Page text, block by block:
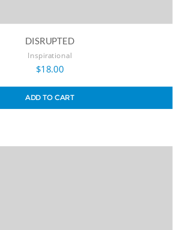
DISRUPTED
Inspirational
$18.00
ADD TO CART